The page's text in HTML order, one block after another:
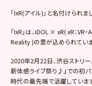
「IxR(アイル)」と名付けられま
「IxR」は、iDOL × xR( xR：VR
Reality )の意が込められていま
2020年2月22日、渋谷ストリ
新体感ライブ祭り♪』での初パ
時代の最先端で活躍していま